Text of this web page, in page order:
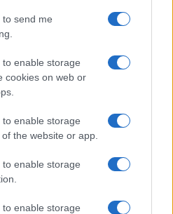
to send me
enable storage
cookies on web or
enable storage
the website or app.
enable storage
enable storage
izraeliek” – kislányával
meg egy német